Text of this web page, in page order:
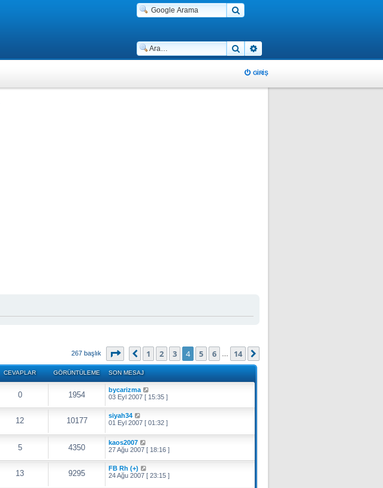
Ara
GIRIŞ
267 başlık . sayfa (Toplam 14 sayfa)
Önceki
1 2 3 4 5 6 14
CEVAPLAR GÖRÜNTÜLEME SON MESAJ
0 1954
bycarizma
03 Eyl 2007 [ 15:35 ]
12 10177
siyah34
01 Eyl 2007 [ 01:32 ]
5 4350
kaos2007
27 Ağu 2007 [ 18:16 ]
13 9295
FB Rh (+)
24 Ağu 2007 [ 23:15 ]